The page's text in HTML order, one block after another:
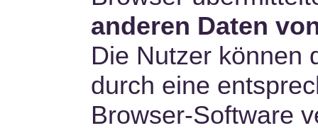
anderen Daten
Die Nutzer können
durch eine
Browser-Software